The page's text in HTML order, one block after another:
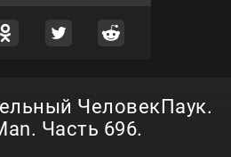
ЧеловекПаук.
Часть 696.